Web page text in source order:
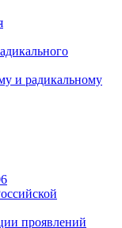
и радикальному
проявлений